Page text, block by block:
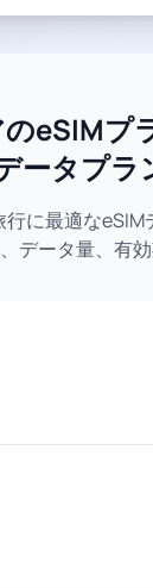
eSIMプ
ータプラ
に最適な
データ量、有効